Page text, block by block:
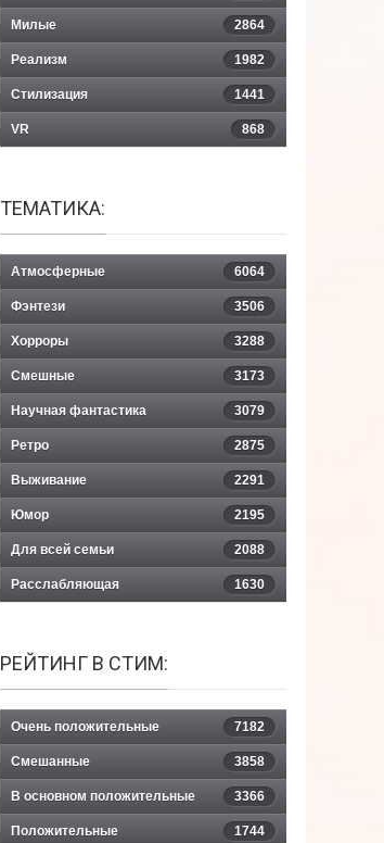
Милые 2864
Реализм 1982
Стилизация 1441
VR 868
ТЕМАТИКА:
Атмосферные 6064
Фэнтези 3506
Хорроры 3288
Смешные 3173
Научная фантастика 3079
Ретро 2875
Выживание 2291
Юмор 2195
Для всей семьи 2088
Расслабляющая 1630
РЕЙТИНГ В СТИМ:
Очень положительные 7182
Смешанные 3858
В основном положительные 3366
Положительные 1744